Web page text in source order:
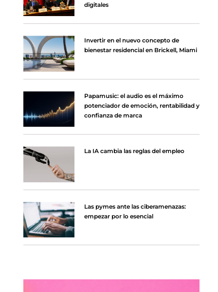
digitales
Invertir en el nuevo concepto de
bienestar residencial en Brickell, Miami
Papamusic: el audio es el máximo
potenciador de emoción, rentabilidad y
confianza de marca
La IA cambia las reglas del empleo
Las pymes ante las ciberamenazas:
empezar por lo esencial